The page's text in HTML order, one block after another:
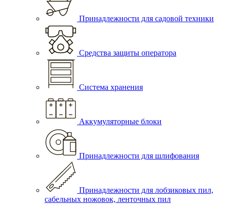
Принадлежности для садовой техники
Средства защиты оператора
Система хранения
Аккумуляторные блоки
Принадлежности для шлифования
Принадлежности для лобзиковых пил,
сабельных ножовок, ленточных пил